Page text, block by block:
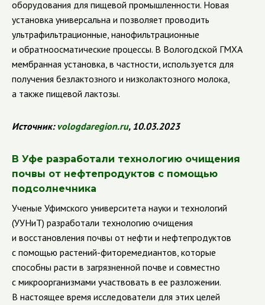
оборудования для пищевой промышленности. Новая
установка универсальна и позволяет проводить
ультрафильтрационные, нанофильтрационные
и обратноосматические процессы. В Вологодской ГМХА
мембранная установка, в частности, используется для
получения безлактозного и низколактозного молока,
а также пищевой лактозы.
Источник: vologdaregion.ru, 10.03.2023
В Уфе разработали технологию очищения
почвы от нефтепродуктов с помощью
подсолнечника
Ученые Уфимского университета науки и технологий
(УУНиТ) разработали технологию очищения
и восстановления почвы от нефти и нефтепродуктов
с помощью растений-фиторемедиантов, которые
способны расти в загрязненной почве и совместно
с микроорганизмами участвовать в ее разложении.
В настоящее время исследователи для этих целей